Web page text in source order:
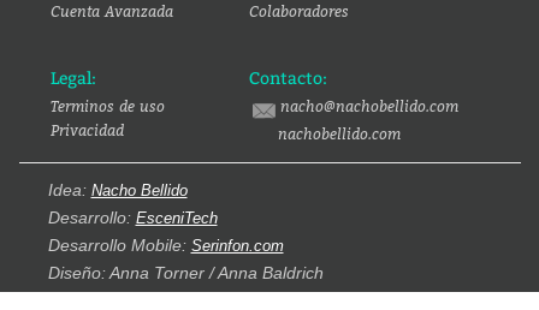
Cuenta Avanzada
Colaboradores
Legal:
Terminos de uso
Privacidad
Contacto:
nacho@nachobellido.com
nachobellido.com
Idea: Nacho Bellido
Desarrollo: EsceniTech
Desarrollo Mobile: Serinfon.com
Diseño: Anna Torner / Anna Baldrich